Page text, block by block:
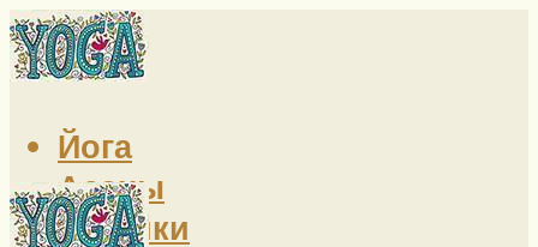
Йога
Асаны
Техники